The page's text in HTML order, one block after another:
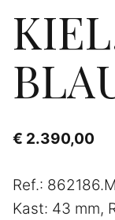
€ 2.390,00
Ref.:
Kast: 43 mm,